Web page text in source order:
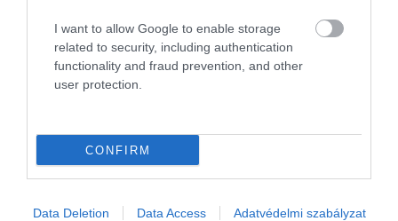
I want to allow Google to enable storage
related to security, including authentication
functionality and fraud prevention, and other
user protection.
CONFIRM
Data Deletion Data Access Adatvédelmi szabályzat